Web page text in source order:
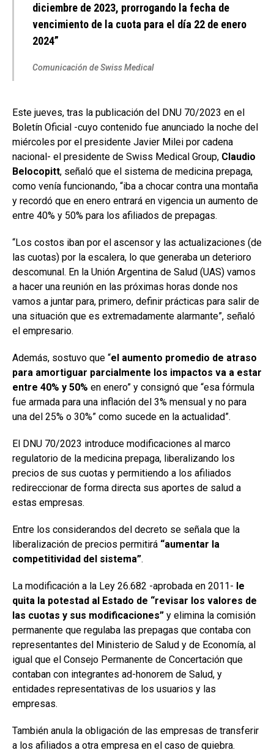
diciembre de 2023, prorrogando la fecha de
vencimiento de la cuota para el día 22 de enero
2024”
Comunicación de Swiss Medical
Este jueves, tras la publicación del DNU 70/2023 en el
Boletín Oficial -cuyo contenido fue anunciado la noche del
miércoles por el presidente Javier Milei por cadena
nacional- el presidente de Swiss Medical Group, Claudio
Belocopitt, señaló que el sistema de medicina prepaga,
como venía funcionando, “iba a chocar contra una montaña
y recordó que en enero entrará en vigencia un aumento de
entre 40% y 50% para los afiliados de prepagas.
“Los costos iban por el ascensor y las actualizaciones (de
las cuotas) por la escalera, lo que generaba un deterioro
descomunal. En la Unión Argentina de Salud (UAS) vamos
a hacer una reunión en las próximas horas donde nos
vamos a juntar para, primero, definir prácticas para salir de
una situación que es extremadamente alarmante”, señaló
el empresario.
Además, sostuvo que “el aumento promedio de atraso
para amortiguar parcialmente los impactos va a estar
entre 40% y 50% en enero” y consignó que “esa fórmula
fue armada para una inflación del 3% mensual y no para
una del 25% o 30%” como sucede en la actualidad”.
El DNU 70/2023 introduce modificaciones al marco
regulatorio de la medicina prepaga, liberalizando los
precios de sus cuotas y permitiendo a los afiliados
redireccionar de forma directa sus aportes de salud a
estas empresas.
Entre los considerandos del decreto se señala que la
liberalización de precios permitirá “aumentar la
competitividad del sistema”.
La modificación a la Ley 26.682 -aprobada en 2011- le
quita la potestad al Estado de “revisar los valores de
las cuotas y sus modificaciones” y elimina la comisión
permanente que regulaba las prepagas que contaba con
representantes del Ministerio de Salud y de Economía, al
igual que el Consejo Permanente de Concertación que
contaban con integrantes ad-honorem de Salud, y
entidades representativas de los usuarios y las
empresas.
También anula la obligación de las empresas de transferir
a los afiliados a otra empresa en el caso de quiebra.